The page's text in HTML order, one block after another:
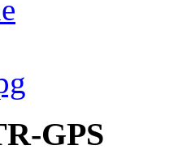
GPS